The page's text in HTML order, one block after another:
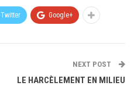
Twitter Google+
NEXT POST
LE HARCÈLEMENT EN MILIEU